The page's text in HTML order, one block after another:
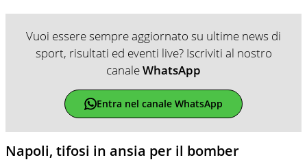
Vuoi essere sempre aggiornato su ultime news di
sport, risultati ed eventi live? Iscriviti al nostro
canaleWhatsApp
Entra nel canale WhatsApp
Napoli, tifosi in ansia per il bomber